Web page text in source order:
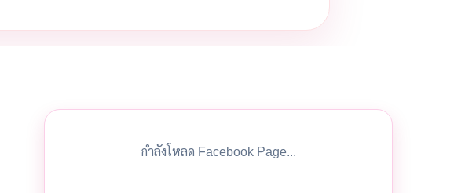
กำลังโหลด Facebook Page...